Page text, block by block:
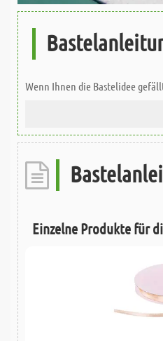
Wenn Ihnen die Bastelidee
Einzelne Produkte für